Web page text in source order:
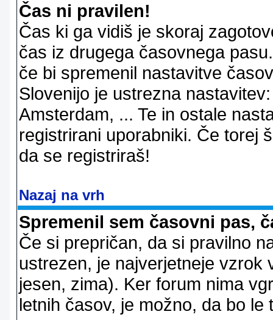
Čas ni pravilen!
Čas ki ga vidiš je skoraj
čas iz drugega časovnega
če bi spremenil nastavitve
Slovenijo je ustrezna
Amsterdam, ... Te in ostale
registrirani uporabniki. Če torej
da se registriraš!
Nazaj na vrh
Spremenil sem časovni pas,
Če si prepričan, da si pravilno
ustrezen, je najverjetneje vzrok
jesen, zima). Ker forum nima
letnih časov, je možno, da bo le